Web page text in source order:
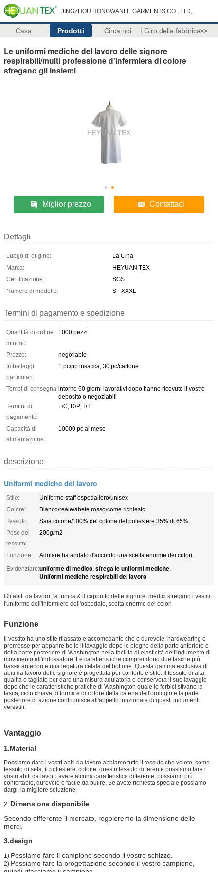
JINGZHOU HONGWANLE GARMENTS CO., LTD,
Casa Prodotti Circa noi Giro della fabbrica>>
Le uniformi mediche del lavoro delle signore
respirabili/multi professione d'infermiera di colore
sfregano gli insiemi
Miglior prezzo Contattaci
Dettagli
Luogo di origine:
La Cina
Marca:
HEYUAN TEX
Certificazione:
SGS
Numero di modello:
S - XXXL
Termini di pagamento e spedizione
Quantità di ordine
minimo:
1000 pezzi
Prezzo:
negotiable
Imballaggi
particolari:
1 pc/pp insacca, 30 pc/cartone
Tempi di consegna:intorno 60 giorni lavorativi dopo hanno ricevuto il vostro
deposito o negoziabili
Termini di
pagamento:
L/C, D/P, T/T
Capacità di
alimentazione:
10000 pc al mese
descrizione
Uniformi mediche del lavoro
Stile:
Uniforme staff ospedaliero/unisex
Colore:
Bianco/reale/abete rosso/come richiesto
Tessuto:
Saia cotone/100% del cotone del poliestere 35% di 65%
Peso del
tessuto:
200g/m2
Funzione:
Adulare ha andato d'accordo una scelta enorme dei colori
Evidenziare:uniforme di medico, sfrega le uniformi mediche,
Uniformi mediche respirabili del lavoro
Gli abiti da lavoro, la tunica & il cappotto delle signore, medici sfregano i vestiti,
l'uniforme dell'infermiere dell'ospedale, scelta enorme dei colori
Funzione
Il vestito ha uno stile rilassato e accomodante che è durevole, hardwearing e
promesse per apparire bello il lavaggio dopo le pieghe della parte anteriore e
della parte posteriore di Washington nella facilità di elasticità dell'indumento di
movimento all'indossatore. Le caratteristiche comprendono due tasche più
basse anteriori e una legatura celata del bottone. Questa gamma esclusiva di
abiti da lavoro delle signore è progettata per conforto e stile. Il tessuto di alta
qualità è tagliato per dare una misura adulatoria e conserverà il suo lavaggio
dopo che le caratteristiche pratiche di Washington quale le forbici stivano la
tasca, ciclo chiave di forma e di colore della catena dell'orologio e la parte
posteriore di azione contribuisce all'appello funzionale di questi indumenti
versatili.
Vantaggio
1.Material
Possiamo dare i vostri abiti da lavoro abbiamo tutto il tessuto che volete, come
tessuto di seta, il poliestere, cotone, questo tessuto differente possiamo fare i
vostri abiti da lavoro avere alcuna caratteristica differente, possiamo più
confortable, durevole o facile da pulire. Se avete richiesta speciale possiamo
dargli la migliore soluzione.
2. Dimensione disponibile
Secondo differente il mercato, regoleremo la dimensione delle
merci.
3.design
1) Possiamo fare il campione secondo il vostro schizzo.
2) Possiamo fare la progettazione secondo il vostro campione,